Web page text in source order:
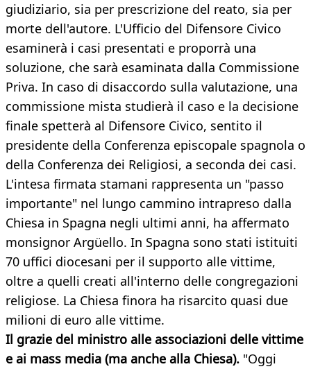
giudiziario, sia per prescrizione del reato, sia per
morte dell'autore. L'Ufficio del Difensore Civico
esaminerà i casi presentati e proporrà una
soluzione, che sarà esaminata dalla Commissione
Priva. In caso di disaccordo sulla valutazione, una
commissione mista studierà il caso e la decisione
finale spetterà al Difensore Civico, sentito il
presidente della Conferenza episcopale spagnola o
della Conferenza dei Religiosi, a seconda dei casi.
L'intesa firmata stamani rappresenta un "passo
importante" nel lungo cammino intrapreso dalla
Chiesa in Spagna negli ultimi anni, ha affermato
monsignor Argüello. In Spagna sono stati istituiti
70 uffici diocesani per il supporto alle vittime,
oltre a quelli creati all'interno delle congregazioni
religiose. La Chiesa finora ha risarcito quasi due
milioni di euro alle vittime.
Il grazie del ministro alle associazioni delle vittime
e ai mass media (ma anche alla Chiesa). "Oggi